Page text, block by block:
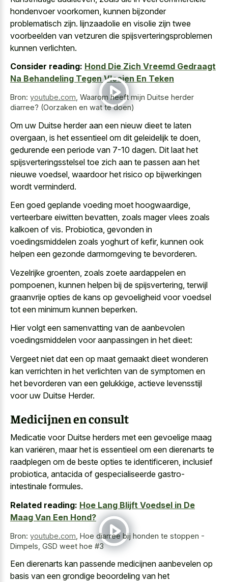
hondenvoer voorkomen, kunnen bijzonder
problematisch zijn. lijnzaadolie en visolie zijn twee
voorbeelden van vetzuren die spijsverteringsproblemen
kunnen verlichten.
Consider reading: Hond Die Zich Vreemd Gedraagt
Na Behandeling Tegen Vlooien En Teken
Bron: youtube.com Waarom heeft mijn Duitse herder
diarree? (Oorzaken en wat te doen)
Om uw Duitse herder aan een nieuw dieet te laten
overgaan , is het essentieel om dit geleidelijk te doen,
gedurende een periode van 7-10 dagen. Dit laat het
spijsverteringsstelsel toe zich aan te passen aan het
nieuwe voedsel, waardoor het risico op bijwerkingen
wordt verminderd.
Een goed geplande voeding moet hoogwaardige,
verteerbare eiwitten bevatten, zoals mager vlees zoals
kalkoen of vis. Probiotica, gevonden in
voedingsmiddelen zoals yoghurt of kefir, kunnen ook
helpen een gezonde darmomgeving te bevorderen.
Vezelrijke groenten, zoals zoete aardappelen en
pompoenen, kunnen helpen bij de spijsvertering, terwijl
graanvrije opties de kans op gevoeligheid voor voedsel
tot een minimum kunnen beperken.
Hier volgt een samenvatting van de aanbevolen
voedingsmiddelen voor aanpassingen in het dieet:
Vergeet niet dat een op maat gemaakt dieet wonderen
kan verrichten in het verlichten van de symptomen en
het bevorderen van een gelukkige, actieve levensstijl
voor uw Duitse Herder.
Medicijnen en consult
Medicatie voor Duitse herders met een gevoelige maag
kan variëren, maar het is essentieel om een dierenarts te
raadplegen om de beste opties te identificeren, inclusief
probiotica, antacida of gespecialiseerde gastro-
intestinale formules.
Related reading: Hoe Lang Blijft Voedsel in De
Maag Van Een Hond?
Bron: youtube.com Hoe diarree bij honden te stoppen -
Dimpels, GSD weet hoe #3
Een dierenarts kan passende medicijnen aanbevelen op
basis van een grondige beoordeling van het